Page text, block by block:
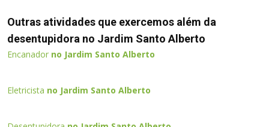
Outras atividades que exercemos além da
desentupidora no Jardim Santo Alberto
Encanador no Jardim Santo Alberto
Eletricista no Jardim Santo Alberto